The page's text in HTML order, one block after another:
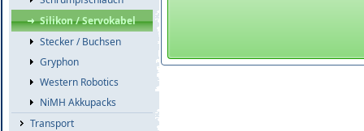
Silikon / Servokabel
Stecker / Buchsen
Gryphon
Western Robotics
NiMH Akkupacks
Transport